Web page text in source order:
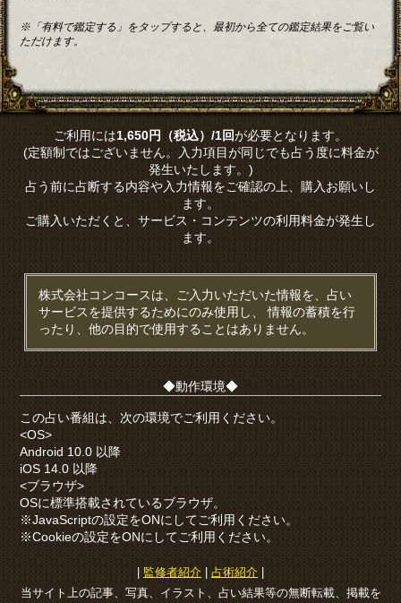
※「有料で鑑定する」をタップすると、最初から全ての鑑定結果をご覧い
ただけます。
ご利用には1,650円（税込）/1回が必要となります。
(定額制ではございません。入力項目が同じでも占う度に料金が
発生いたします。)
占う前に占断する内容や入力情報をご確認の上、購入お願いし
ます。
ご購入いただくと、サービス・コンテンツの利用料金が発生し
ます。
株式会社コンコースは、ご入力いただいた情報を、占い
サービスを提供するためにのみ使用し、 情報の蓄積を行
ったり、他の目的で使用することはありません。
◆動作環境◆
この占い番組は、次の環境でご利用ください。
<OS>
Android 10.0 以降
iOS 14.0 以降
<ブラウザ>
OSに標準搭載されているブラウザ。
※JavaScriptの設定をONにしてご利用ください。
※Cookieの設定をONにしてご利用ください。
| 監修者紹介 | 占術紹介 |
当サイト上の記事、写真、イラスト、占い結果等の無断転載、掲載を